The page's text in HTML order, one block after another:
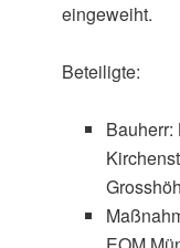
eingeweiht.
Beteiligte:
Bauherr: